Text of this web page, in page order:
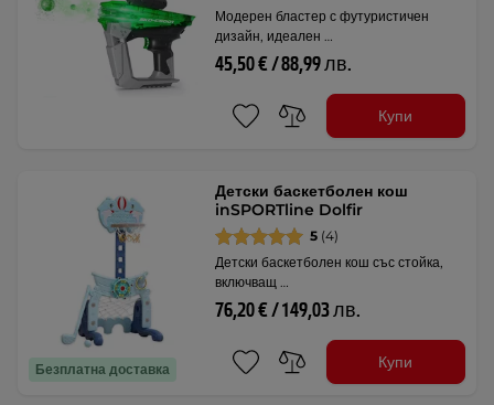
Модерен бластер с футуристичен
дизайн, идеален …
45,50 € / 88,99 лв.
Купи
Безплатна доставка
Детски баскетболен кош
inSPORTline Dolfir
5 (4)
Детски баскетболен кош със стойка,
включващ …
76,20 € / 149,03 лв.
Купи